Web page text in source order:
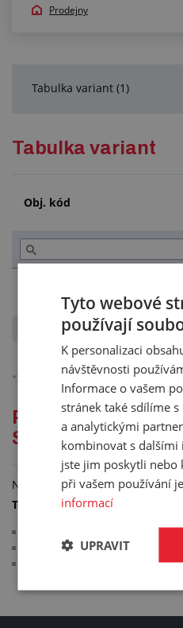
Prodejny
Tabulka variant (1)
Tabulka variant
Obj. kód
*) Ceny jsou bez DPH, platné pro
Podrobný popis
STŘÍKACÍ
Náhradní tryska do stříkací
Technické parametry:
pracovní tlak: 6 bar
Tyto webové
používají
K personalizaci
návštěvnosti
Informace o vašem
stránek také sdílíme
a analytickými
kombinovat s
jste jim poskytli nebo
při vašem používání
informací
UPRAVIT